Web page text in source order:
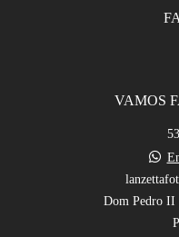
VAMOS
Dom Pedro II